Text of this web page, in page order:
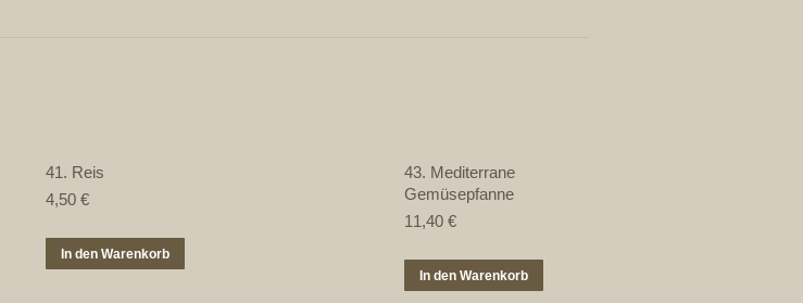
41. Reis
4,50 €
In den Warenkorb
43. Mediterrane
Gemüsepfanne
11,40 €
In den Warenkorb